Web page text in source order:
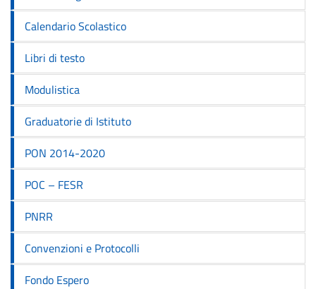
Calendario Scolastico
Libri di testo
Modulistica
Graduatorie di Istituto
PON 2014-2020
POC – FESR
PNRR
Convenzioni e Protocolli
Fondo Espero